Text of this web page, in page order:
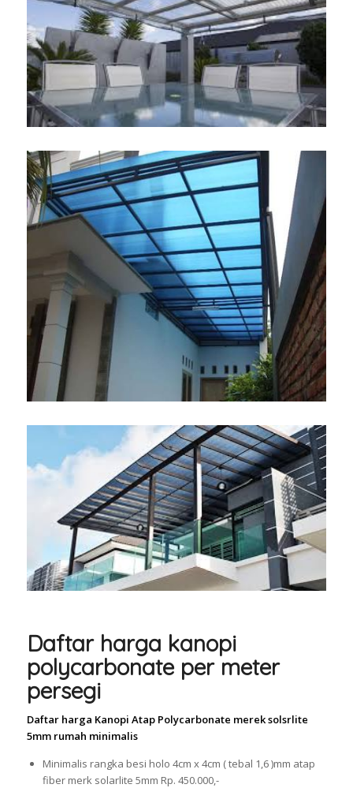
Daftar harga kanopi
polycarbonate per meter
persegi
Daftar harga Kanopi Atap Polycarbonate merek solsrlite
5mm rumah minimalis
Minimalis rangka besi holo 4cm x 4cm ( tebal 1,6 )mm atap
fiber merk solarlite 5mm Rp. 450.000,-